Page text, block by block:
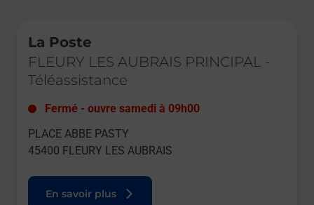
La Poste
FLEURY LES AUBRAIS PRINCIPAL -
Téléassistance
Fermé - ouvre samedi à 09h00
PLACE ABBE PASTY
45400 FLEURY LES AUBRAIS
En savoir plus